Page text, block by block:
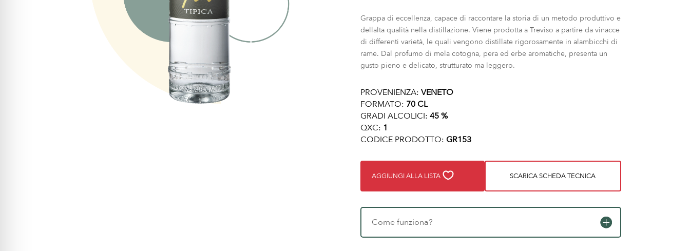
Grappa di eccellenza, capace di raccontare la storia di un metodo produttivo e
dellalta qualità nella distillazione. Viene prodotta a Treviso a partire da vinacce
di differenti varietà, le quali vengono distillate rigorosamente in alambicchi di
rame. Dal profumo di mela cotogna, pera ed erbe aromatiche, presenta un
gusto pieno e delicato, strutturato ma leggero.
PROVENIENZA: VENETO
FORMATO: 70 CL
GRADI ALCOLICI: 45 %
QXC: 1
CODICE PRODOTTO: GR153
AGGIUNGI ALLA LISTA SCARICA SCHEDA TECNICA
Come funziona?